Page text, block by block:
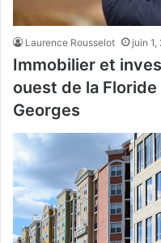
Laurence Rousselot juin 1,
Immobilier et
ouest de la Floride
Georges